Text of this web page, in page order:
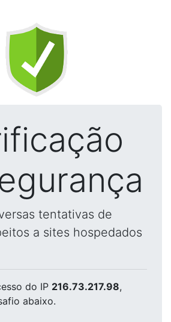
tentativas de
a sites hospedados
do IP 216.73.217.98,
abaixo.